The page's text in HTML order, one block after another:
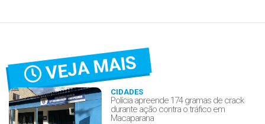
VEJA MAIS
CIDADES
Polícia apreende 174 gramas de crack
durante ação contra o tráfico em
Macaparana